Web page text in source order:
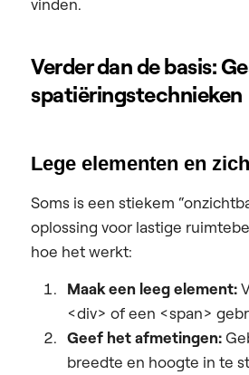
Verder dan de basis:
spatiëringstechnieken
Lege elementen en
Soms is een stiekem
oplossing voor lastige
hoe het werkt:
Maak een leeg element:
<div> of een <span>
Geef het afmetingen:
breedte en hoogte in te